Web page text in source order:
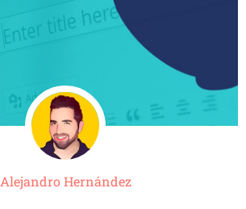
Alejandro Hernández